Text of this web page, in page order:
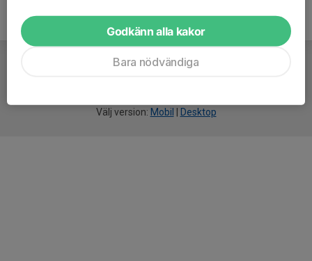
Välj version: Mobil Desktop
Godkänn alla kakor
Bara nödvändiga